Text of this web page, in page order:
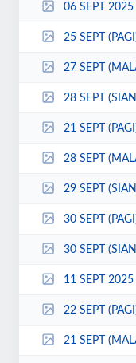
06 SEPT
25 SEPT
27 SEPT
28 SEPT
21 SEPT
28 SEPT
29 SEPT
30 SEPT
30 SEPT
11 SEPT
22 SEPT
21 SEPT